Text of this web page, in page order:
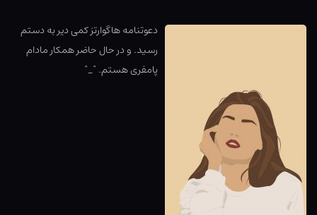
دعوتنامه هاگوارتز کمی دیر به دستم
رسید.⁩ و در حال حاضر همکار مادام
پامفری هستم. ⁦^_^⁩